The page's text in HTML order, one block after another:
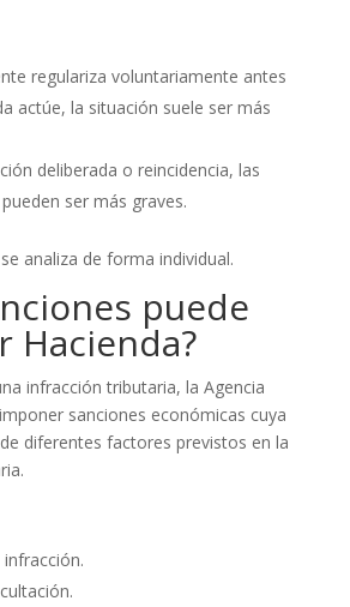
regulariza voluntariamente antes
actúe, la situación suele ser más
deliberada o reincidencia, las
ser más graves.
analiza de forma individual.
puede
Hacienda?
infracción tributaria, la Agencia
sanciones económicas cuya
diferentes factores previstos en la
infracción.